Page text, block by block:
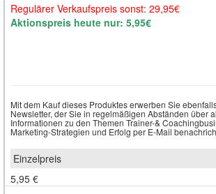
Regulärer Verkaufspreis sonst: 29,95€
Aktionspreis heute nur: 5,95€
Mit dem Kauf dieses Produktes erwerben Sie
Newsletter, der Sie in regelmäßigen Abständen über
Informationen zu den Themen Trainer-&
Marketing-Strategien und Erfolg per E-Mail
5,95 €